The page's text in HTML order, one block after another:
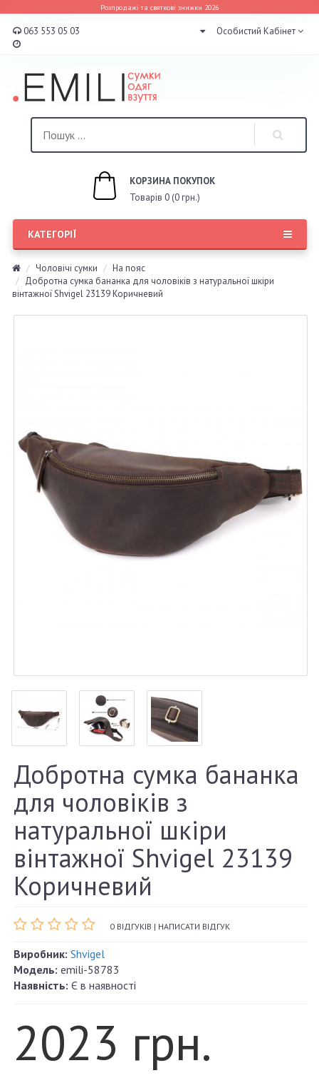
Розпродажі та святкові знижки 2026
063 553 05 03 Особистий Кабінет
КОРЗИНА ПОКУПОК
Товарів 0 (0 грн.)
КАТЕГОРІЇ
Чоловічі сумки
На пояс
Добротна сумка бананка для чоловіків з натуральної шкіри
вінтажної Shvigel 23139 Коричневий
Добротна сумка бананка
для чоловіків з
натуральної шкіри
вінтажної Shvigel 23139
Коричневий
0 ВІДГУКІВ | НАПИСАТИ ВІДГУК
Виробник: Shvigel
Модель: emili-58783
Наявність: Є в наявності
2023 грн.